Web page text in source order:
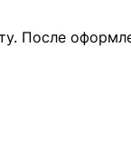
После